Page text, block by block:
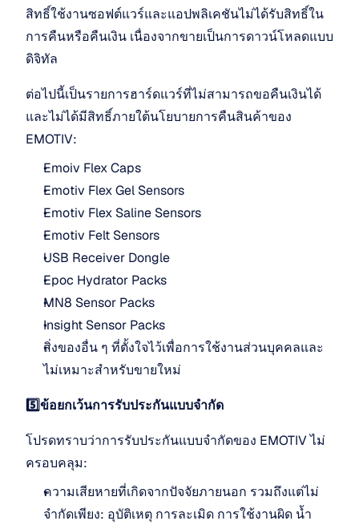
สิทธิ์ใช้งานซอฟต์แวร์และแอปพลิเคชันไม่ได้รับสิทธิ์ใน
การคืนหรือคืนเงิน เนื่องจากขายเป็นการดาวน์โหลดแบบ
ดิจิทัล
ต่อไปนี้เป็นรายการฮาร์ดแวร์ที่ไม่สามารถขอคืนเงินได้
และไม่ได้มีสิทธิ์ภายใต้นโยบายการคืนสินค้าของ
EMOTIV:
Emoiv Flex Caps
Emotiv Flex Gel Sensors
Emotiv Flex Saline Sensors
Emotiv Felt Sensors
USB Receiver Dongle
Epoc Hydrator Packs
MN8 Sensor Packs
Insight Sensor Packs
สิ่งของอื่น ๆ ที่ตั้งใจไว้เพื่อการใช้งานส่วนบุคคลและ
ไม่เหมาะสำหรับขายใหม่
5️⃣ข้อยกเว้นการรับประกันแบบจำกัด
โปรดทราบว่าการรับประกันแบบจำกัดของ EMOTIV ไม่
ครอบคลุม:
ความเสียหายที่เกิดจากปัจจัยภายนอก รวมถึงแต่ไม่
จำกัดเพียง: อุบัติเหตุ การละเมิด การใช้งานผิด น้ำ